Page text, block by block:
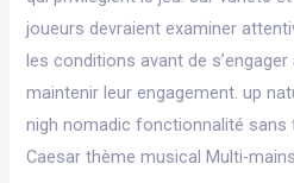
joueurs devraient examiner
les conditions avant de
maintenir leur engagement. up
nigh nomadic fonctionnalité sans
Caesar thème musical Multi-